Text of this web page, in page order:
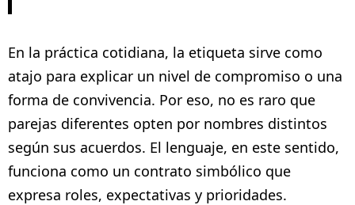
En la práctica cotidiana, la etiqueta sirve como
atajo para explicar un nivel de compromiso o una
forma de convivencia. Por eso, no es raro que
parejas diferentes opten por nombres distintos
según sus acuerdos. El lenguaje, en este sentido,
funciona como un contrato simbólico que
expresa roles, expectativas y prioridades.